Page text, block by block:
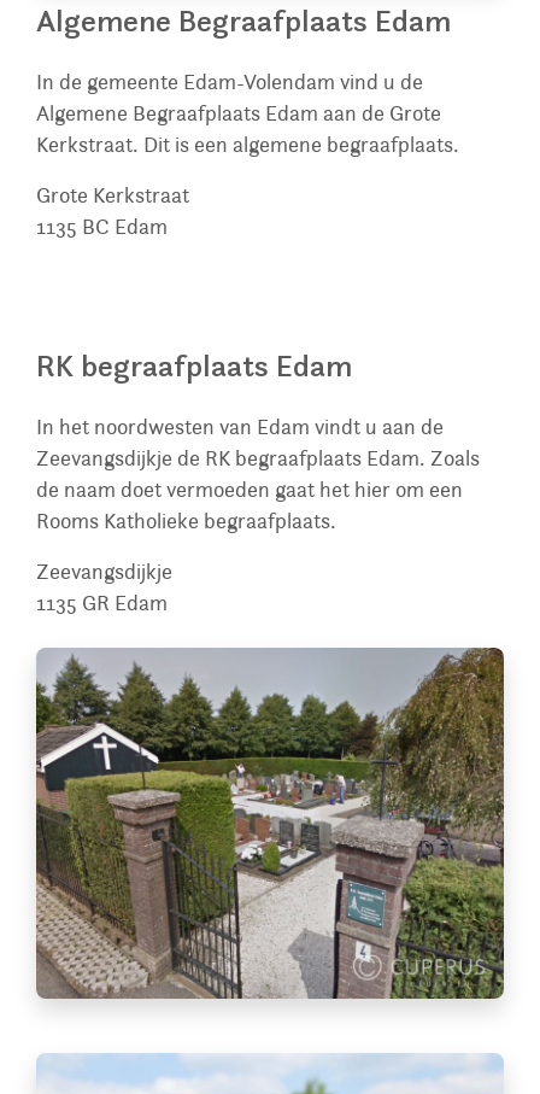
Algemene Begraafplaats Edam
In de gemeente Edam-Volendam vind u de
Algemene Begraafplaats Edam aan de Grote
Kerkstraat. Dit is een algemene begraafplaats.
Grote Kerkstraat
1135 BC Edam
RK begraafplaats Edam
In het noordwesten van Edam vindt u aan de
Zeevangsdijkje de RK begraafplaats Edam. Zoals
de naam doet vermoeden gaat het hier om een
Rooms Katholieke begraafplaats.
Zeevangsdijkje
1135 GR Edam